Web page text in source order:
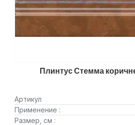
Плинтус Стемма
Артикул
Применение :
Размер, см :